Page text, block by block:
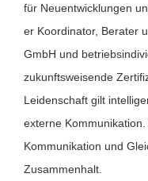
für Neuentwicklungen
er Koordinator, Berater
GmbH und
zukunftsweisende
Leidenschaft gilt
externe
Kommunikation und
Zusammenhalt.